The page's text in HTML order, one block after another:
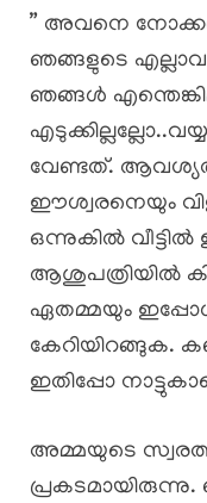
” അവനെ
ഞങ്ങളുടെ
ഞങ്ങൾ
വേണ്ടത്.
ഈശ്വരനെയും
ഒന്നുകിൽ
ആശുപത്രിയിൽ
ഏതമ്മയും
കേറിയിറങ്ങുക.
ഇതിപ്പോ
അമ്മയുടെ
പ്രകടമായിരുന്നു.